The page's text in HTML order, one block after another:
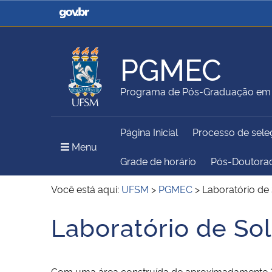
Casa Civil
Ministério da Justiça e
Ministério da Agricultura,
Pecuária e Abastecimento
Ministério da Educação
Ministério do Meio Ambiente
Institucional
PGMEC
Programa de Pós-Graduação
Menu
Página Inicial Processo de
Grade de horário Pós-
Você está aqui: UFSM > PGMEC > Laboratório de
Início do conteúdo
Laboratório de